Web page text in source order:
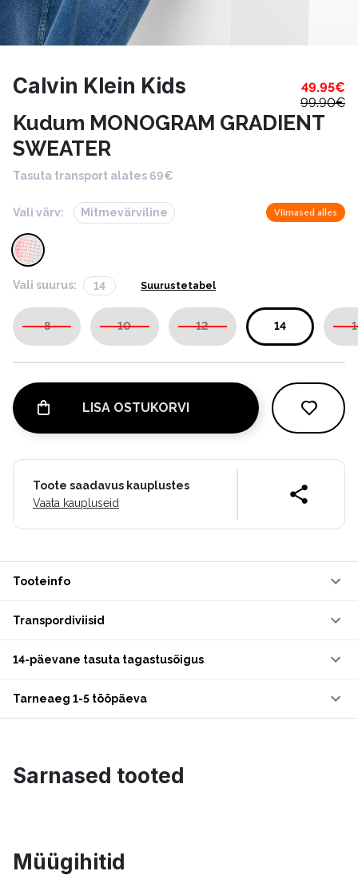
Calvin Klein Kids 49.95€
99.90€
Kudum MONOGRAM GRADIENT
SWEATER
Tasuta transport alates 69€
Vali värv: Mitmevärviline Viimased alles
Vali suurus: 14 Suurustetabel
8 10 12 14
LISA OSTUKORVI
Toote saadavus kauplustes
Vaata kaupluseid
Tooteinfo
Transpordiviisid
14-päevane tasuta tagastusõigus
Tarneaeg 1-5 tööpäeva
Sarnased tooted
Müügihitid